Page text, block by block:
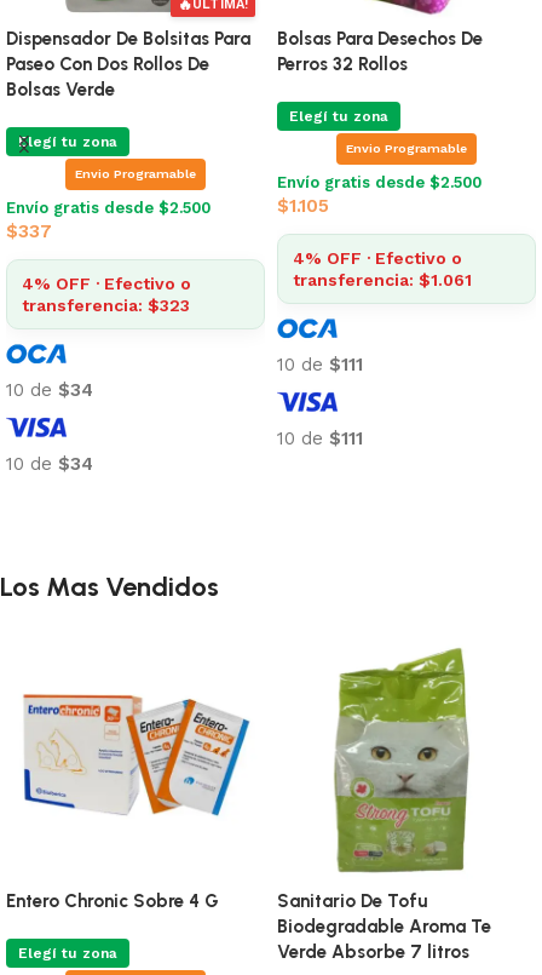
Bolsas Para Desechos De
Perros 32 Rollos
Envío gratis desde $2.500
$1.105
4% OFF · Efectivo o
transferencia: $1.061
10 de
10 de
Añadir al carrito
Popi Biodegradable x4
Envío gratis desde $2.500
$273
4% OFF · Efectivo o
transferencia: $262
10 de
10 de
Añadir al carrito
Los Mas Vendidos
Entero Chronic Sobre 4 G
Elegí tu zona
Sanitario De Tofu
Biodegradable Aroma Te
Verde Absorbe 7 litros